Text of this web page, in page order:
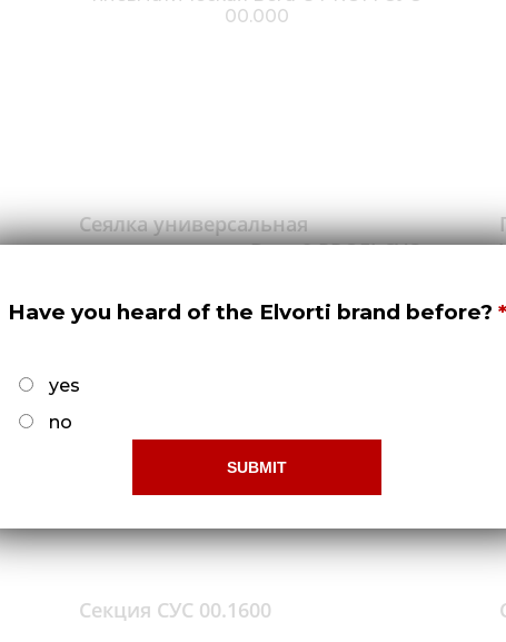
Сеялка универсальная
пневматическая Вега-8 PROFI СУС
Секция СУС 00.1600
Have you heard of the Elvorti brand before?
yes
no